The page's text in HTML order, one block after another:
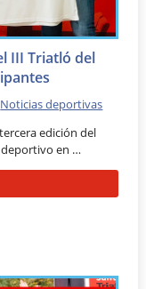
III Triatló del
Noticias deportivas
edición del
en …